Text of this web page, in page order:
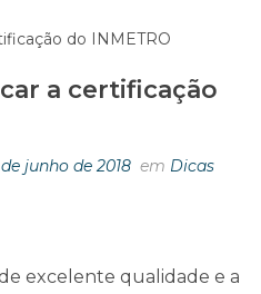
a certificação
de junho de 2018 em Dicas
excelente qualidade e a